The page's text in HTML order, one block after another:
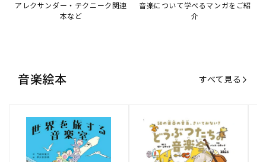
アレクサンダー・テクニーク関連
本など
音楽について学べるマンガをご紹
介
音楽絵本 すべて見る